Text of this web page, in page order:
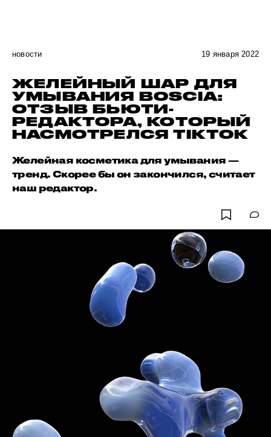
новости 19 января 2022
ЖЕЛЕЙНЫЙ ШАР ДЛЯ
УМЫВАНИЯ BOSCIA:
ОТЗЫВ БЬЮТИ-
РЕДАКТОРА, КОТОРЫЙ
НАСМОТРЕЛСЯ TIKTOK
Желейная косметика для умывания —
тренд. Скорее бы он закончился, считает
наш редактор.